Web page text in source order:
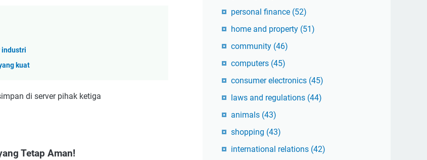
industri
kuat
di server pihak ketiga
Tetap Aman!
personal finance (52)
home and property (51)
community (46)
computers (45)
consumer electronics (45)
laws and regulations (44)
animals (43)
shopping (43)
international relations (42)